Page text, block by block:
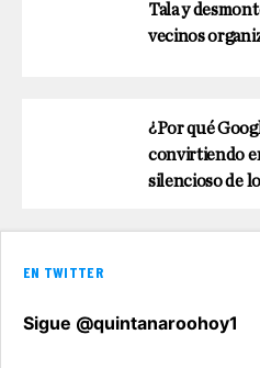
Tala y
vecinos
¿Por qué
convirtiendo
silencioso de
EN TWITTER
Sigue @quintanaroohoy1